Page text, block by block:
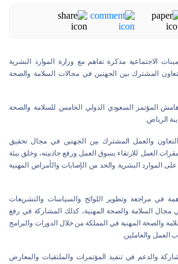
الاجتماعية مذكرة تفاهم مع وزارة الموارد البشرية
المشترك بين الجهتين في مجالات السلامة والصحة
المؤتمر السعودي الدولي الخامس للسلامة والصحة
الرياض.
والعمل المشترك بين الجهتين في مجال تحقيق
العمل للارتقاء بسوق العمل ورفع جاذبيته، وخلق بيئة
الموارد البشرية والحد من الإصابات والأمراض المهنية
في مراجعة وتطوير اللوائح والسياسات والتشريعات
مجال السلامة والصحة المهنية، كذلك المشاركة في رفع
والصحة المهنية في المملكة من خلال الدورات والبرامج
والعاملين.
والدعم في تنفيذ المؤتمرات والملتقيات والمعارض